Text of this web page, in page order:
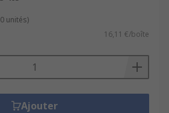
unités)
16,11 €/boîte
Ajouter